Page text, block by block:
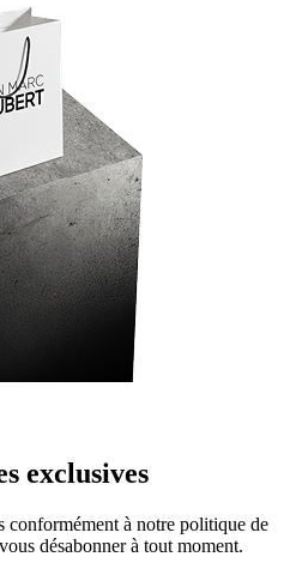
exclusives
conformément à notre politique de
désabonner à tout moment.